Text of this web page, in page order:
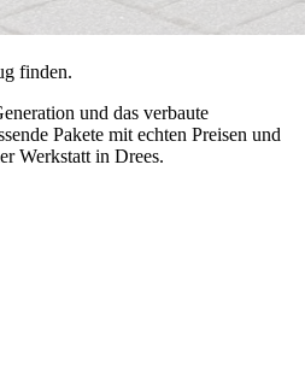
finden.
und das verbaute
Pakete mit echten Preisen und
Werkstatt in Drees.